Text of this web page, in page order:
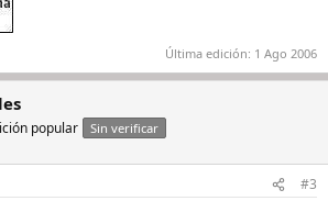
Última edición: 1 Ago 2006
popular Sin verificar
#3